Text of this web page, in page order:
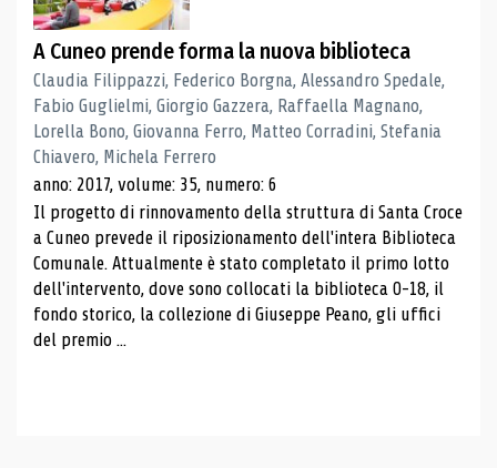
A Cuneo prende forma la nuova biblioteca
Claudia Filippazzi, Federico Borgna, Alessandro Spedale,
Fabio Guglielmi, Giorgio Gazzera, Raffaella Magnano,
Lorella Bono, Giovanna Ferro, Matteo Corradini, Stefania
Chiavero, Michela Ferrero
anno: 2017, volume: 35, numero: 6
Il progetto di rinnovamento della struttura di Santa Croce
a Cuneo prevede il riposizionamento dell'intera Biblioteca
Comunale. Attualmente è stato completato il primo lotto
dell'intervento, dove sono collocati la biblioteca 0-18, il
fondo storico, la collezione di Giuseppe Peano, gli uffici
del premio ...